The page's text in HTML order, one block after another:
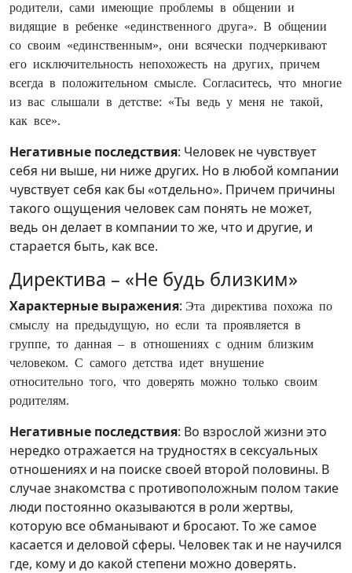
родители, сами имеющие проблемы в общении и
видящие в ребенке «единственного друга». В общении
со своим «единственным», они всячески подчеркивают
его исключительность непохожесть на других, причем
всегда в положительном смысле. Согласитесь, что многие
из вас слышали в детстве: «Ты ведь у меня не такой,
как все».
Негативные последствия: Человек не чувствует
себя ни выше, ни ниже других. Но в любой компании
чувствует себя как бы «отдельно». Причем причины
такого ощущения человек сам понять не может,
ведь он делает в компании то же, что и другие, и
старается быть, как все.
Директива – «Не будь близким»
Характерные выражения: Эта директива похожа по
смыслу на предыдущую, но если та проявляется в
группе, то данная – в отношениях с одним близким
человеком. С самого детства идет внушение
относительно того, что доверять можно только своим
родителям.
Негативные последствия: Во взрослой жизни это
нередко отражается на трудностях в сексуальных
отношениях и на поиске своей второй половины. В
случае знакомства с противоположным полом такие
люди постоянно оказываются в роли жертвы,
которую все обманывают и бросают. То же самое
касается и деловой сферы. Человек так и не научился
где, кому и до какой степени можно доверять.